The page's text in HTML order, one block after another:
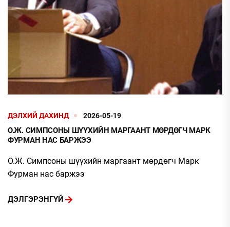
ДЭЛХИЙ ДАХИНД 2026-05-19
О.Ж. СИМПСОНЫ ШҮҮХИЙН МАРГААНТ МӨРДӨГЧ МАРК
ФУРМАН НАС БАРЖЭЭ
О.Ж. Симпсоны шүүхийн маргаант мөрдөгч Марк
Фурман нас баржээ
ДЭЛГЭРЭНГҮЙ